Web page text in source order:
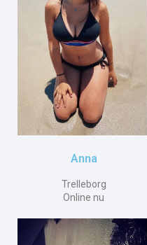
Anna
Trelleborg
Online nu